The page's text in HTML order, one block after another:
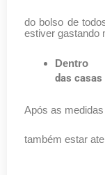
do bolso de
estiver gastando
Dentro
das casas
Após as
também estar